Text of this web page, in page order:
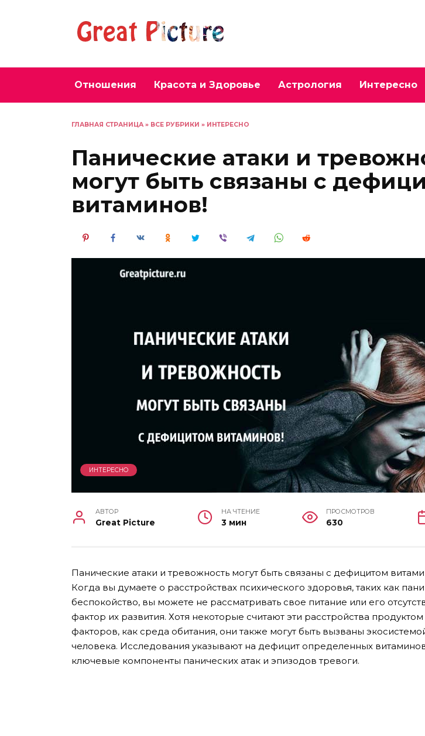
Отношения Красота и Здоровье Астрология Интересно
ГЛАВНАЯ СТРАНИЦА » ВСЕ РУБРИКИ » ИНТЕРЕСНО
Панические атаки и
могут быть связаны с
витаминов!
ИНТЕРЕСНО
АВТОР
Great Picture
НА ЧТЕНИЕ
3 мин
ПРОСМОТРОВ
630
Панические атаки и тревожность могут быть связаны с дефицитом
Когда вы думаете о расстройствах психического здоровья, таких как
беспокойство, вы можете не рассматривать свое питание или его
фактор их развития. Хотя некоторые считают эти расстройства продуктом
факторов, как среда обитания, они также могут быть вызваны
человека. Исследования указывают на дефицит определенных
ключевые компоненты панических атак и эпизодов тревоги.